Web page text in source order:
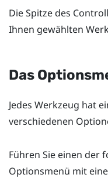
Die Spitze des
Ihnen gewählten
Das
Jedes Werkzeug hat
verschiedenen
Führen Sie einen der
Optionsmenü mit